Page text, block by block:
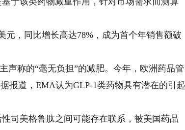
，同比增长高达78%，成为首个年销售额破
称的“毫无负担”的减肥。今年，欧洲药品管
报道，EMA认为GLP-1类药物具有潜在的引起
美格鲁肽之间可能存在联系，被美国药品